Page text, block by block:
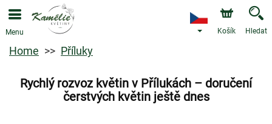
Menu Košík Hledat
Home Příluky
Rychlý rozvoz květin v Přílukách – doručení
čerstvých květin ještě dnes